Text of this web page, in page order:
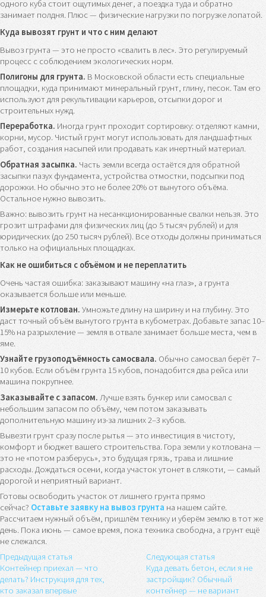
одного куба стоит ощутимых денег, а поездка туда и обратно
занимает полдня. Плюс — физические нагрузки по погрузке лопатой.
Куда вывозят грунт и что с ним делают
Вывоз грунта — это не просто «свалить в лес». Это регулируемый
процесс с соблюдением экологических норм.
Полигоны для грунта. В Московской области есть специальные
площадки, куда принимают минеральный грунт, глину, песок. Там его
используют для рекультивации карьеров, отсыпки дорог и
строительных нужд.
Переработка. Иногда грунт проходит сортировку: отделяют камни,
корни, мусор. Чистый грунт могут использовать для ландшафтных
работ, создания насыпей или продавать как инертный материал.
Обратная засыпка. Часть земли всегда остаётся для обратной
засыпки пазух фундамента, устройства отмостки, подсыпки под
дорожки. Но обычно это не более 20% от вынутого объёма.
Остальное нужно вывозить.
Важно: вывозить грунт на несанкционированные свалки нельзя. Это
грозит штрафами для физических лиц (до 5 тысяч рублей) и для
юридических (до 250 тысяч рублей). Все отходы должны приниматься
только на официальных площадках.
Как не ошибиться с объёмом и не переплатить
Очень частая ошибка: заказывают машину «на глаз», а грунта
оказывается больше или меньше.
Измерьте котлован. Умножьте длину на ширину и на глубину. Это
даст точный объём вынутого грунта в кубометрах. Добавьте запас 10–
15% на разрыхление — земля в отвале занимает больше места, чем в
яме.
Узнайте грузоподъёмность самосвала. Обычно самосвал берёт 7–
10 кубов. Если объём грунта 15 кубов, понадобится два рейса или
машина покрупнее.
Заказывайте с запасом. Лучше взять бункер или самосвал с
небольшим запасом по объёму, чем потом заказывать
дополнительную машину из-за лишних 2–3 кубов.
Вывезти грунт сразу после рытья — это инвестиция в чистоту,
комфорт и бюджет вашего строительства. Гора земли у котлована —
это не «потом разберусь», это будущая грязь, трава и лишние
расходы. Дождаться осени, когда участок утонет в слякоти, — самый
дорогой и неприятный вариант.
Готовы освободить участок от лишнего грунта прямо
сейчас? Оставьте заявку на вывоз грунта на нашем сайте.
Рассчитаем нужный объём, пришлём технику и уберём землю в тот же
день. Пока июнь — самое время, пока техника свободна, а грунт ещё
не слежался.
Предыдущая статья
Контейнер приехал — что
делать? Инструкция для тех,
кто заказал впервые
Следующая статья
Куда девать бетон, если я не
застройщик? Обычный
контейнер — не вариант